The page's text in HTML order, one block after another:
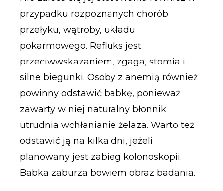
przypadku rozpoznanych chorób
przełyku, wątroby, układu
pokarmowego. Refluks jest
przeciwwskazaniem, zgaga, stomia i
silne biegunki. Osoby z anemią również
powinny odstawić babkę, ponieważ
zawarty w niej naturalny błonnik
utrudnia wchłanianie żelaza. Warto też
odstawić ją na kilka dni, jeżeli
planowany jest zabieg kolonoskopii.
Babka zaburza bowiem obraz badania.